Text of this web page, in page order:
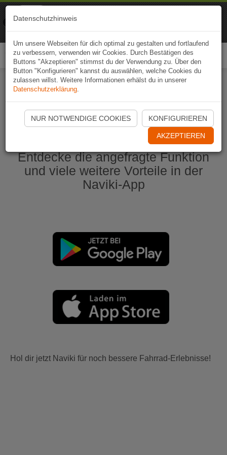
Naviki App jetzt öffnen
Entdecke die angefragte Funktion
und viele weitere Vorteile in der
Naviki-App
Hol dir jetzt Naviki für noch bessere Fahrrad-Erlebnisse!
Datenschutzhinweis
Um unsere Webseiten für dich optimal zu gestalten und fortlaufend
zu verbessern, verwenden wir Cookies. Durch Bestätigen des
Buttons "Akzeptieren" stimmst du der Verwendung zu. Über den
Button "Konfigurieren" kannst du auswählen, welche Cookies du
zulassen willst. Weitere Informationen erhälst du in unserer
Datenschutzerklärung.
NUR NOTWENDIGE COOKIES KONFIGURIEREN
AKZEPTIEREN
Naviki